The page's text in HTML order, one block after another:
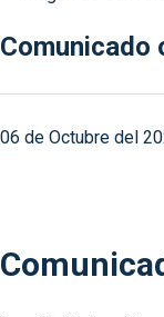
Comunicado
06 de Octubre del